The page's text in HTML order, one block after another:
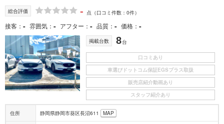
総合評価 - 点 （口コミ件数：0件）
接客 - 雰囲気 - アフター - 品質 - 価格 -
掲載台数 8台
口コミあり
車選びドットコム保証EGSプラス取扱
販売店紹介動画あり
スタッフ紹介あり
住所 静岡県静岡市葵区長沼611 MAP